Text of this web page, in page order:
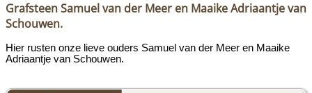
Grafsteen Samuel van der Meer en Maaike Adriaantje van
Schouwen.
Hier rusten onze lieve ouders Samuel van der Meer en Maaike
Adriaantje van Schouwen.